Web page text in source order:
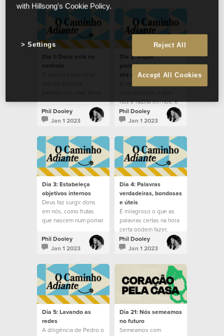
Dia 1: Deus está no
controle
permanece no controle
de tudo.
Phil Dooley
Jan 1 2023
Dia 2: O que
poderíamos fazer em
vez de nos preocupar?
nós e habita em nós, e
saber disso muda tudo.
Phil Dooley
Jan 1 2023
Dia 3: Estabeleça
objetivos internos
Deus faz surgir dons
em nós, como frutas
que nascem num pomar.
Phil Dooley
Jan 1 2023
Dia 4: Palavras
verdadeiras, bondosas
e úteis
É milagroso o que as
palavras certas na hora
certa podem fazer.
Phil Dooley
Jan 1 2023
Dia 5: Lavando as
redes
A diligência de Pedro o
Dia 21: Nós semeamos
no futuro
Semeamos com
with Hillsong's Cookie Policy.
Reject All
Accept All Cookies
Settings